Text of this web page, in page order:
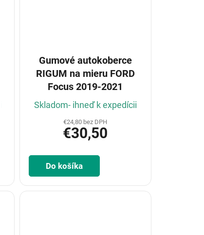
Gumové autokoberce
RIGUM na mieru FORD
Focus 2019-2021
Skladom- ihneď k expedícii
€24,80 bez DPH
€30,50
Do košíka